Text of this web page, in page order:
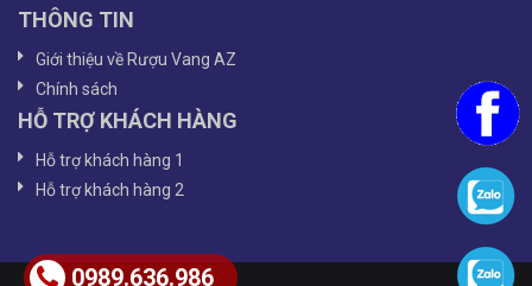
THÔNG TIN
Giới thiệu về Rượu Vang AZ
Chính sách
HỖ TRỢ KHÁCH HÀNG
Hỗ trợ khách hàng 1
Hỗ trợ khách hàng 2
0989.636.986